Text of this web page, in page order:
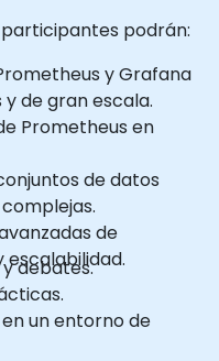
podrán:
y Grafana
de gran escala.
Prometheus en
de datos
de
escalabilidad.
debates.
un entorno de